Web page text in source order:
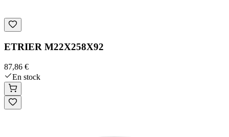
ETRIER M22X258X92
87,86 €
En stock